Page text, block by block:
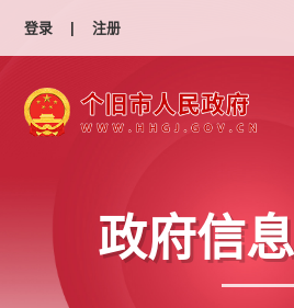
登录 | 注册
政府信